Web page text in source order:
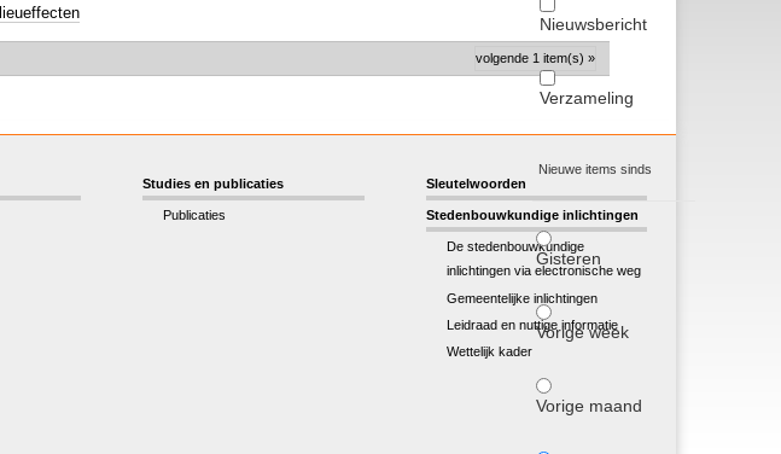
Nieuwsbericht
Verzameling
Nieuwe items sinds
Gisteren
Vorige week
Vorige maand
volgende 1 item(s) »
Studies en publicaties
Publicaties
Sleutelwoorden
Stedenbouwkundige inlichtingen
De stedenbouwkundige
inlichtingen via electronische weg
Gemeentelijke inlichtingen
Leidraad en nuttige informatie
Wettelijk kader